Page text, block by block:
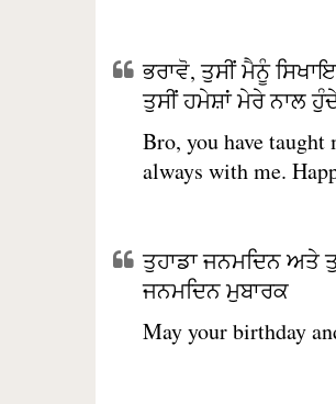
ਭਰਾਵੋ, ਤੁਸੀਂ ਮੈਨੂੰ
ਤੁਸੀਂ ਹਮੇਸ਼ਾਂ ਮੇਰੇ ਨਾਲ
Bro, you have taught
always with me.
ਤੁਹਾਡਾ ਜਨਮਦਿਨ ਅਤੇ
ਜਨਮਦਿਨ ਮੁਬਾਰਕ
May your birthday